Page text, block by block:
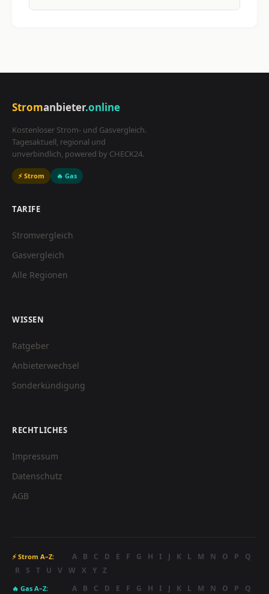
Stromanbieter.online
Kostenloser Strom- und Gasvergleich.
Tagesaktuell, regional und
unverbindlich, powered by CHECK24.
⚡ Strom 🔥 Gas
TARIFE
Stromvergleich
Gasvergleich
Alle Regionen
WISSEN
Ratgeber
Anbieterwechsel
Sonderkündigung
RECHTLICHES
Impressum
Datenschutz
AGB
⚡ Strom A–Z: A B C D E F G H I J K L M N O P
Q
R
S T U V W X Y Z
🔥 Gas A–Z: A B C D E F G H I J K L M N O P Q